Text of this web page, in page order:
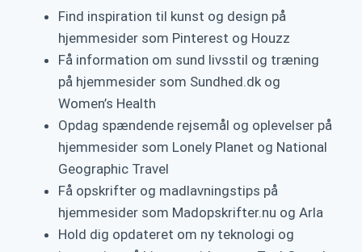
Find inspiration til kunst og design på
hjemmesider som Pinterest og Houzz
Få information om sund livsstil og træning
på hjemmesider som Sundhed.dk og
Women’s Health
Opdag spændende rejsemål og oplevelser på
hjemmesider som Lonely Planet og National
Geographic Travel
Få opskrifter og madlavningstips på
hjemmesider som Madopskrifter.nu og Arla
Hold dig opdateret om ny teknologi og